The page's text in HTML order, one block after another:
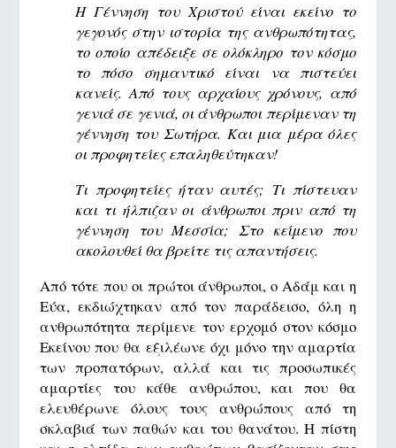
Η Γέννηση του Χριστού είναι εκείνο το
γεγονός στην ιστορία της ανθρωπότητας,
το οποίο απέδειξε σε ολόκληρο τον κόσμο
το πόσο σημαντικό είναι να πιστεύει
κανείς. Από τους αρχαίους χρόνους, από
γενιά σε γενιά, οι άνθρωποι περίμεναν τη
γέννηση του Σωτήρα. Και μια μέρα όλες
οι προφητείες επαληθεύτηκαν!
Τι προφητείες ήταν αυτές; Τι πίστευαν
και τι ήλπιζαν οι άνθρωποι πριν από τη
γέννηση του Μεσσία; Στο κείμενο που
ακολουθεί θα βρείτε τις απαντήσεις.
Από τότε που οι πρώτοι άνθρωποι, ο Αδάμ και η
Εύα, εκδιώχτηκαν από τον παράδεισο, όλη η
ανθρωπότητα περίμενε τον ερχομό στον κόσμο
Εκείνου που θα εξιλέωνε όχι μόνο την αμαρτία
των προπατόρων, αλλά και τις προσωπικές
αμαρτίες του κάθε ανθρώπου, και που θα
ελευθέρωνε όλους τους ανθρώπους από τη
σκλαβιά των παθών και του θανάτου. Η πίστη